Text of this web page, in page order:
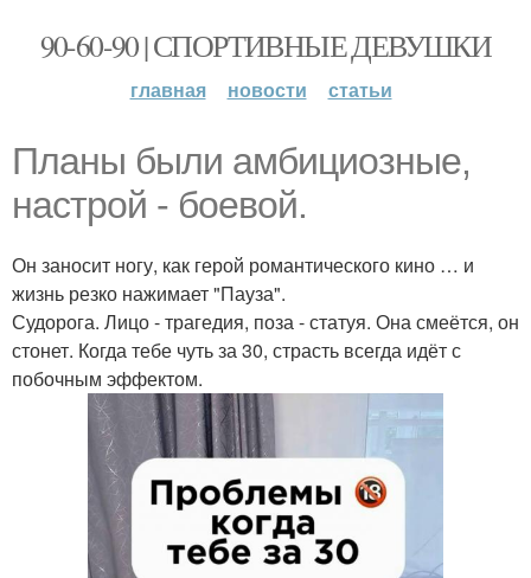
90-60-90 | СПОРТИВНЫЕ ДЕВУШКИ
главная новости статьи
Планы были амбициозные,
настрой - боевой.
Он заносит ногу, как герой романтического кино … и
жизнь резко нажимает "Пауза".
Судорога. Лицо - трагедия, поза - статуя. Она смеётся, он
стонет. Когда тебе чуть за 30, страсть всегда идёт с
побочным эффектом.